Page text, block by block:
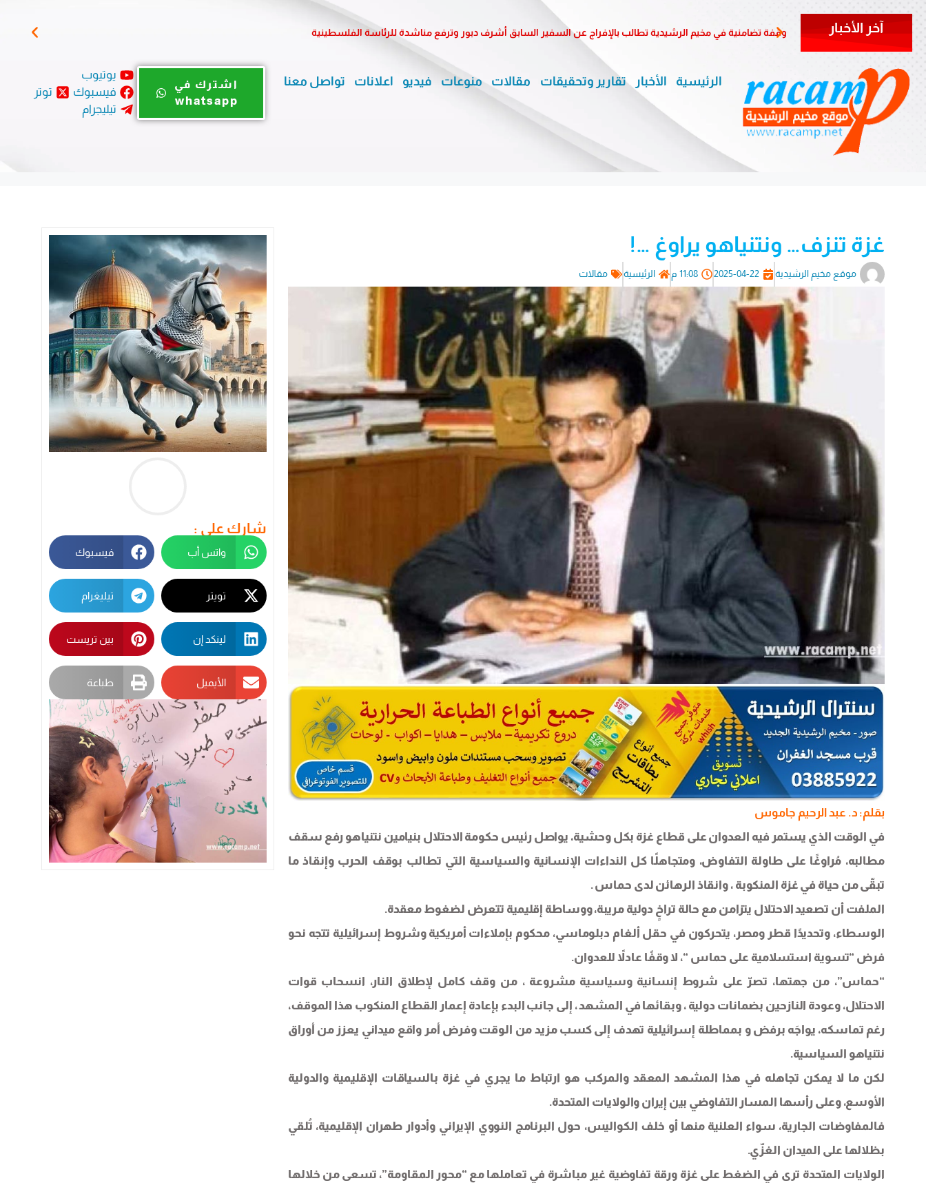
آخر الأخبار وقفة تضامنية في مخيم الرشيدية تطالب بالإفراج عن السفير السابق أشرف دبور وترفع مناشدة للرئاسة الفلسطينية
الرئيسية الأخبار تقارير وتحقيقات مقالات منوعات فيديو اعلانات تواصل معنا
يوتيوب
فيسبوك
توتر
تيليجرام
اشترك في
whatsapp
غزة تنزف… ونتنياهو يراوغ …!
موقع مخيم الرشيدية 2025-04-22 11:08 م الرئيسية مقالات
بقلم: د. عبد الرحيم جاموس
في الوقت الذي يستمر فيه العدوان على قطاع غزة بكل وحشية، يواصل رئيس حكومة الاحتلال بنيامين نتنياهو رفع سقف
مطالبه، مُراوغًا على طاولة التفاوض، ومتجاهلًا كل النداءات الإنسانية والسياسية التي تطالب بوقف الحرب وإنقاذ ما
تبقّى من حياة في غزة المنكوبة ، وانقاذ الرهائن لدى حماس .
الملفت أن تصعيد الاحتلال يتزامن مع حالة تراخٍ دولية مريبة، ووساطة إقليمية تتعرض لضغوط معقدة.
الوسطاء، وتحديدًا قطر ومصر، يتحركون في حقل ألغام دبلوماسي، محكوم بإملاءات أمريكية وشروط إسرائيلية تتجه نحو
فرض “تسوية استسلامية على حماس “، لا وقفًا عادلاً للعدوان.
“حماس”، من جهتها، تصرّ على شروط إنسانية وسياسية مشروعة ، من وقف كامل لإطلاق النار، انسحاب قوات
الاحتلال، وعودة النازحين بضمانات دولية ، وبقائها في المشهد ، إلى جانب البدء بإعادة إعمار القطاع المنكوب هذا الموقف،
رغم تماسكه، يواجَه برفض و بمماطلة إسرائيلية تهدف إلى كسب مزيد من الوقت وفرض أمر واقع ميداني يعزز من أوراق
نتنياهو السياسية.
لكن ما لا يمكن تجاهله في هذا المشهد المعقد والمركب هو ارتباط ما يجري في غزة بالسياقات الإقليمية والدولية
الأوسع، وعلى رأسها المسار التفاوضي بين إيران والولايات المتحدة.
فالمفاوضات الجارية، سواء العلنية منها أو خلف الكواليس، حول البرنامج النووي الإيراني وأدوار طهران الإقليمية، تُلقي
بظلالها على الميدان الغزّي.
الولايات المتحدة ترى في الضغط على غزة ورقة تفاوضية غير مباشرة في تعاملها مع “محور المقاومة”، تسعى من خلالها
شارك على :
واتس أب فيسبوك
تويتر تيليغرام
لينكد إن بين تريست
الأيميل طباعة